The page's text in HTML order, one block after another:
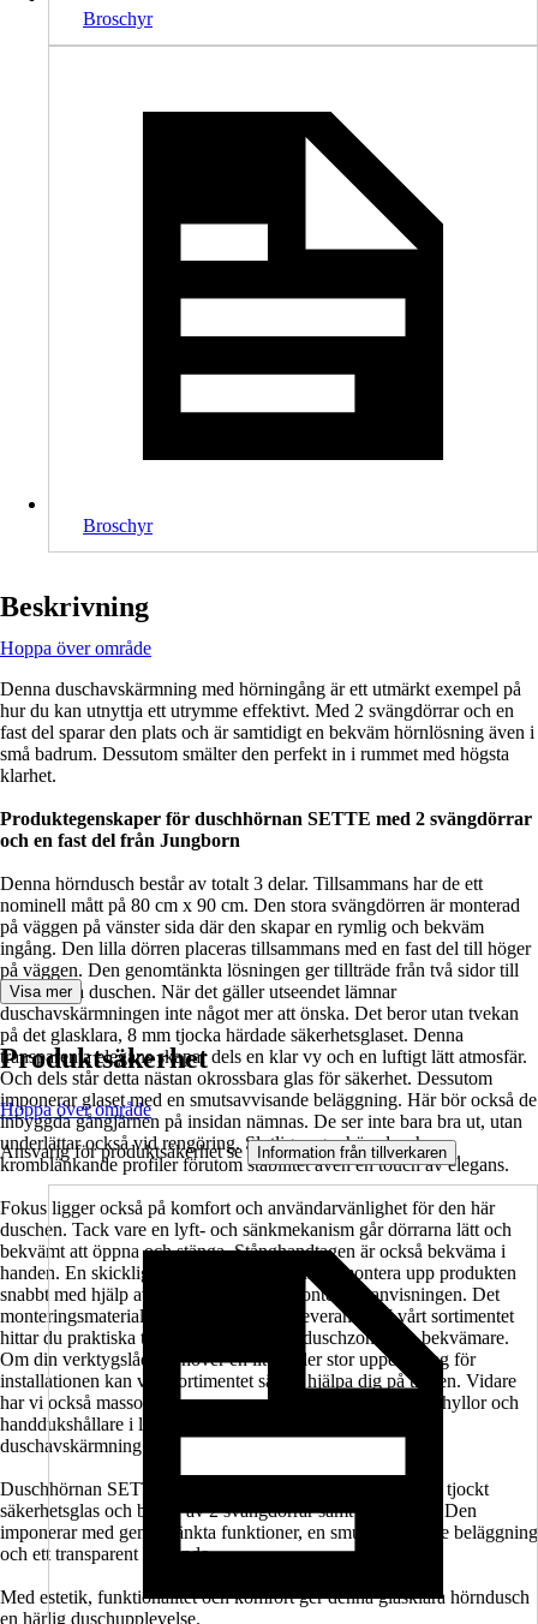
Broschyr
Broschyr
Beskrivning
Hoppa över område
Denna duschavskärmning med hörningång är ett utmärkt exempel på
hur du kan utnyttja ett utrymme effektivt. Med 2 svängdörrar och en
fast del sparar den plats och är samtidigt en bekväm hörnlösning även i
små badrum. Dessutom smälter den perfekt in i rummet med högsta
klarhet.
Produktegenskaper för duschhörnan SETTE med 2 svängdörrar
och en fast del från Jungborn
Denna hörndusch består av totalt 3 delar. Tillsammans har de ett
nominell mått på 80 cm x 90 cm. Den stora svängdörren är monterad
på väggen på vänster sida där den skapar en rymlig och bekväm
ingång. Den lilla dörren placeras tillsammans med en fast del till höger
på väggen. Den genomtänkta lösningen ger tillträde från två sidor till
den härliga duschen. När det gäller utseendet lämnar
duschavskärmningen inte något mer att önska. Det beror utan tvekan
på det glasklara, 8 mm tjocka härdade säkerhetsglaset. Denna
transparenta elegans skapar dels en klar vy och en luftigt lätt atmosfär.
Och dels står detta nästan okrossbara glas för säkerhet. Dessutom
imponerar glaset med en smutsavvisande beläggning. Här bör också de
inbyggda gångjärnen på insidan nämnas. De ser inte bara bra ut, utan
underlättar också vid rengöring. Slutligen ger hörnduschens
kromblänkande profiler förutom stabilitet även en touch av elegans.
Fokus ligger också på komfort och användarvänlighet för den här
duschen. Tack vare en lyft- och sänkmekanism går dörrarna lätt och
bekvämt att öppna och stänga. Stånghandtagen är också bekväma i
handen. En skicklig hemmafixare bör kunna montera upp produkten
snabbt med hjälp av den medföljande monteringsanvisningen. Det
monteringsmaterial som behövs ingår i leveransen. I vårt sortimentet
hittar du praktiska tillbehör som gör din duschzon ännu bekvämare.
Om din verktygslåda behöver en liten eller stor uppdatering för
installationen kan vårt sortimentet säkert hjälpa dig på traven. Vidare
har vi också massor av accessoarer som tvålpumpar, duschhyllor och
handdukshållare i lager som passar perfekt till din nya
duschavskärmning.
Duschhörnan SETTE från Jungborn är tillverkad av 8 mm tjockt
säkerhetsglas och består av 2 svängdörrar samt en fast del. Den
imponerar med genomtänkta funktioner, en smutsavvisande beläggning
och ett transparent utseende.
Med estetik, funktionalitet och komfort ger denna glasklara hörndusch
en härlig duschupplevelse.
Visa mer
Produktsäkerhet
Hoppa över område
Ansvarig för produktsäkerhet se Information från tillverkaren .